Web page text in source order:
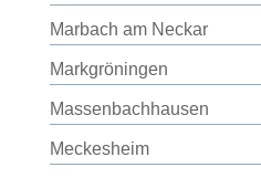
Marbach am Neckar
Markgröningen
Massenbachhausen
Meckesheim